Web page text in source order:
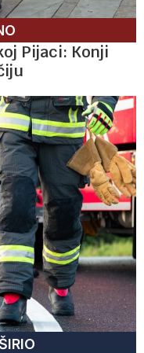
Pijaci: Konji